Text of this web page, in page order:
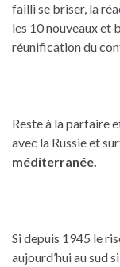
failli se briser, la
les 10 nouveaux et
réunification du
Reste à la parfaire
avec la Russie et
méditerranée.
Si depuis 1945 le
aujourd’hui au sud